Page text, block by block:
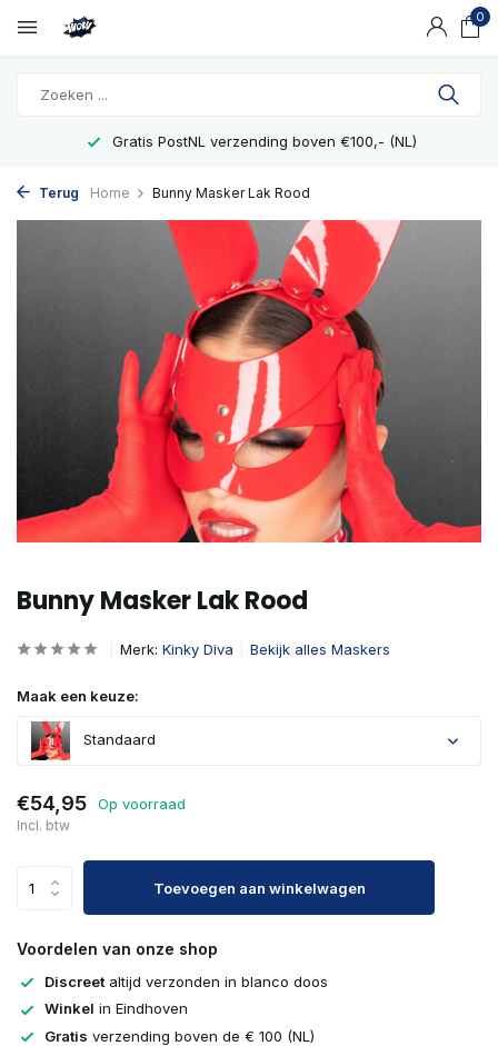
0
Gratis PostNL verzending boven €100,- (NL)
Terug Home Bunny Masker Lak Rood
Bunny Masker Lak Rood
Merk: Kinky Diva Bekijk alles Maskers
Maak een keuze:
Standaard
€54,95 Op voorraad
Incl. btw
Toevoegen aan winkelwagen
Voordelen van onze shop
Discreet altijd verzonden in blanco doos
Winkel in Eindhoven
Gratis verzending boven de € 100 (NL)